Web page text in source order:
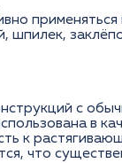
с
в
к
что